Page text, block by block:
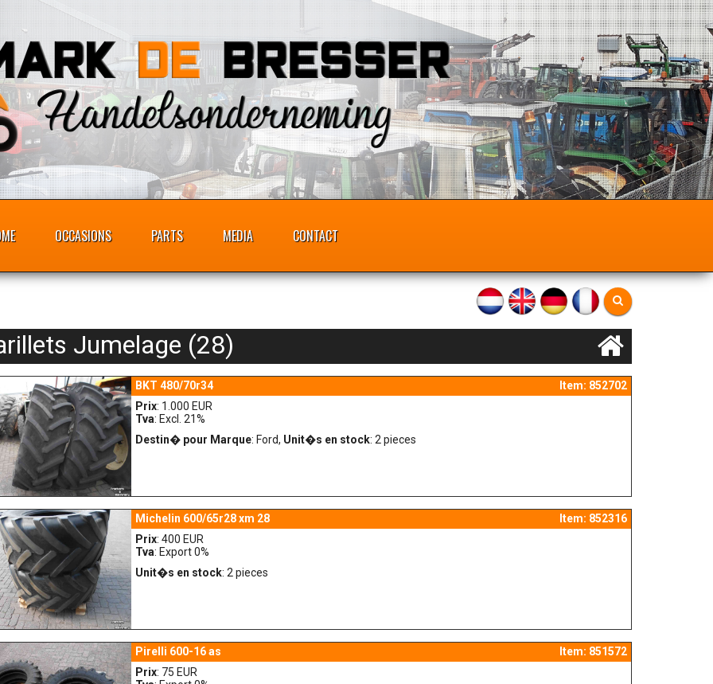
OCCASIONS PARTS MEDIA CONTACT
Jumelage (28)
BKT 480/70r34
Item: 852702
Prix: 1.000 EUR
Tva: Excl. 21%
Destin� pour Marque: Ford, Unit�s en stock: 2 pieces
Michelin 600/65r28 xm 28
Item: 852316
Prix: 400 EUR
Tva: Export 0%
Unit�s en stock: 2 pieces
Pirelli 600-16 as
Item: 851572
Prix: 75 EUR